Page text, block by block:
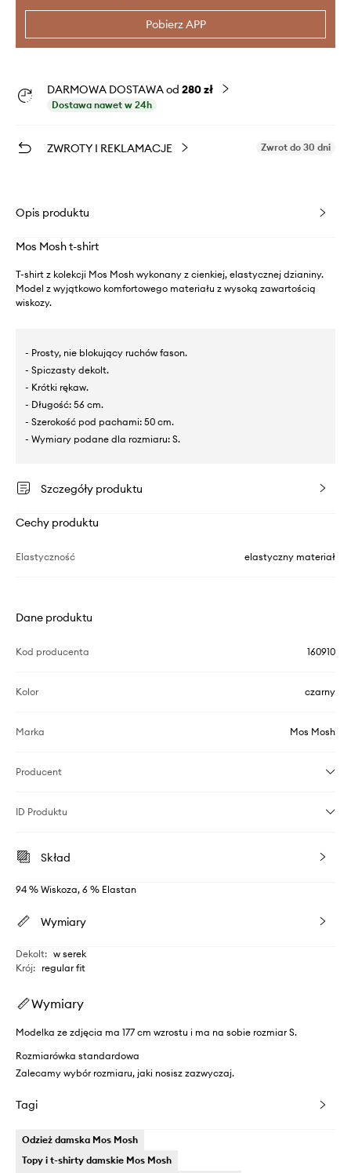
Pobierz APP
DARMOWA DOSTAWA od 280 zł
Dostawa nawet w 24h
ZWROTY I REKLAMACJE Zwrot do 30 dni
Opis produktu
Mos Mosh t-shirt
T-shirt z kolekcji Mos Mosh wykonany z cienkiej, elastycznej dzianiny.
Model z wyjątkowo komfortowego materiału z wysoką zawartością
wiskozy.
- Prosty, nie blokujący ruchów fason.
- Spiczasty dekolt.
- Krótki rękaw.
- Długość: 56 cm.
- Szerokość pod pachami: 50 cm.
- Wymiary podane dla rozmiaru: S.
Szczegóły produktu
Cechy produktu
Elastyczność elastyczny materiał
Dane produktu
Kod producenta 160910
Kolor czarny
Marka Mos Mosh
Producent
ID Produktu
Skład
94 % Wiskoza, 6 % Elastan
Wymiary
Dekolt: w serek
Krój: regular fit
Wymiary
Modelka ze zdjęcia ma 177 cm wzrostu i ma na sobie rozmiar S.
Rozmiarówka standardowa
Zalecamy wybór rozmiaru, jaki nosisz zazwyczaj.
Tagi
Odzież damska Mos Mosh
Topy i t-shirty damskie Mos Mosh